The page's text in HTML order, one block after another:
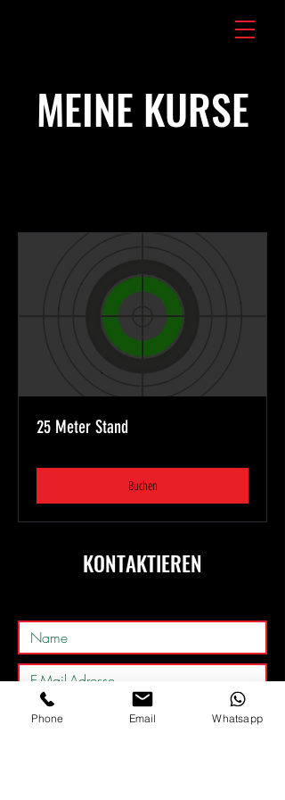
MEINE KURSE
25 Meter Stand
Buchen
KONTAKTIEREN
Phone Email Whatsapp